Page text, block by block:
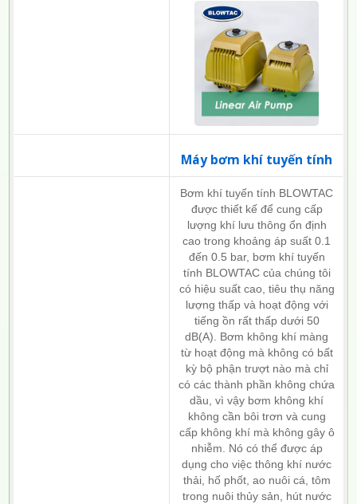
Máy bơm khí tuyến tính
Bơm khí tuyến tính BLOWTAC
được thiết kế để cung cấp
lượng khí lưu thông ổn định
cao trong khoảng áp suất 0.1
đến 0.5 bar, bơm khí tuyến
tính BLOWTAC của chúng tôi
có hiệu suất cao, tiêu thụ năng
lượng thấp và hoạt động với
tiếng ồn rất thấp dưới 50
dB(A). Bơm không khí màng
từ hoạt động mà không có bất
kỳ bộ phận trượt nào mà chỉ
có các thành phần không chứa
dầu, vì vậy bơm không khí
không cần bôi trơn và cung
cấp không khí mà không gây ô
nhiễm. Nó có thể được áp
dụng cho việc thông khí nước
thải, hố phốt, ao nuôi cá, tôm
trong nuôi thủy sản, hút nước